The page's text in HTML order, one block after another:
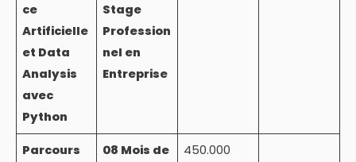
ce
Artificielle
et Data
Analysis
avec
Python
Stage
Profession
nel en
Entreprise
Parcours
08 Mois de
450.000